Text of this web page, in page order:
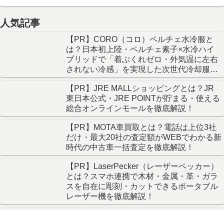
人気記事
【PR】CORO（コロ）ペルチェ水冷服と
は？日本初上陸・ペルチェ素子×水冷ハイ
ブリッドで「着ぶくれゼロ・外気温に左右
されない冷感」を実現した次世代冷却服を
徹底解説！
【PR】JRE MALLショッピングとは？JR
東日本公式・JRE POINTが貯まる・使える
総合オンラインモールを徹底解説！
【PR】MOTA車買取とは？電話は上位3社
だけ・最大20社の査定額がWEBでわかる新
時代の中古車一括査定を徹底解説！
【PR】LaserPecker（レーザーペッカー）
とは？スマホ連携で木材・金属・革・ガラ
スを自在に彫刻・カットできるポータブル
レーザー機を徹底解説！